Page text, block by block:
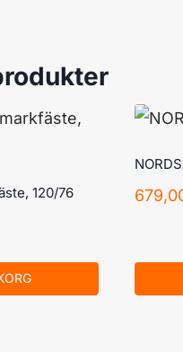
120/76